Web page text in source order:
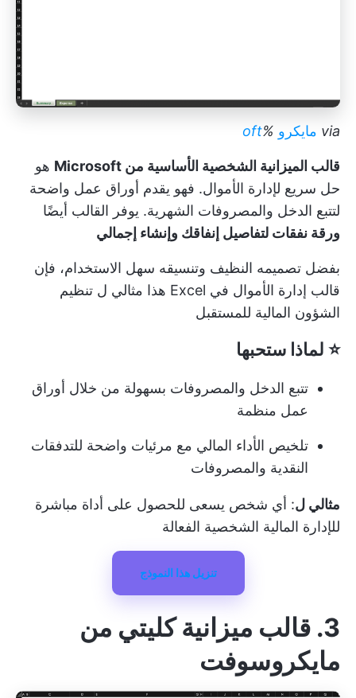
via مايكرو %
oft
قالب الميزانية الشخصية الأساسية من Microsoft
هو
حل سريع لإدارة الأموال. فهو يقدم أوراق عمل واضحة
لتتبع الدخل والمصروفات الشهرية. يوفر القالب أيضًا
ورقة نفقات لتفاصيل إنفاقك وإنشاء إجمالي
بفضل تصميمه النظيف وتنسيقه سهل الاستخدام، فإن
قالب إدارة الأموال في Excel هذا مثالي ل
تنظيم
الشؤون المالية للمستقبل
⭐ لماذا ستحبها
تتبع الدخل والمصروفات بسهولة من خلال أوراق
عمل منظمة
تلخيص الأداء المالي مع مرئيات واضحة للتدفقات
النقدية والمصروفات
مثالي ل: أي شخص يسعى للحصول على أداة مباشرة
للإدارة المالية الشخصية الفعالة
تنزيل هذا النموذج
3. قالب ميزانية كليتي من
مايكروسوفت